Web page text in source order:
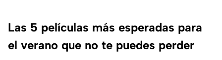
Las 5 películas más esperadas para
el verano que no te puedes perder